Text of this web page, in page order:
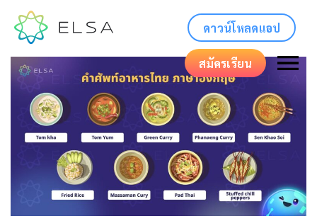
ดาวน์โหลดแอป
สมัครเรียน